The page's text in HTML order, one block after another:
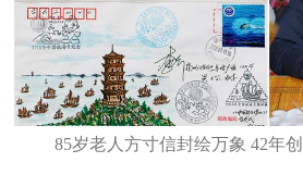
85岁老人方寸信封绘万象 42年